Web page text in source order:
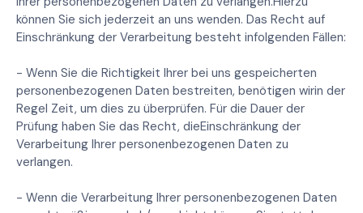
können Sie sich jederzeit an uns wenden. Das Recht auf
Einschränkung der Verarbeitung besteht infolgenden Fällen:
- Wenn Sie die Richtigkeit Ihrer bei uns gespeicherten
personenbezogenen Daten bestreiten, benötigen wirin der
Regel Zeit, um dies zu überprüfen. Für die Dauer der
Prüfung haben Sie das Recht, dieEinschränkung der
Verarbeitung Ihrer personenbezogenen Daten zu
verlangen.
- Wenn die Verarbeitung Ihrer personenbezogenen Daten